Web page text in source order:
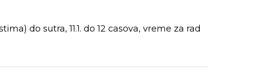
do sutra, 11.1. do 12 casova, vreme za rad